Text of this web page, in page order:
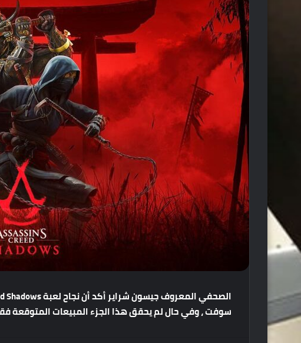
الصحفيالمعروفجيسونشرايرأكدأننجاحلعبةShadows
سوفت،وفيحاللميحققهذاالجزءالمبيعاتالمتوقعة